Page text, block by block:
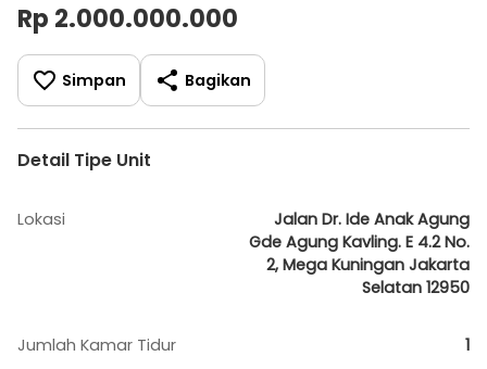
Rp 2.000.000.000
Simpan Bagikan
Detail Tipe Unit
Lokasi
Jalan Dr. Ide Anak Agung
Gde Agung Kavling. E 4.2 No.
2, Mega Kuningan Jakarta
Selatan 12950
Jumlah Kamar Tidur 1